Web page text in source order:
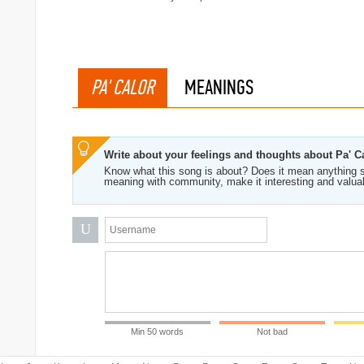
PA' CALOR MEANINGS
Write about your feelings and thoughts about Pa'
Know what this song is about? Does it mean
meaning with community, make it interesting and
U
Min 50 words Not bad